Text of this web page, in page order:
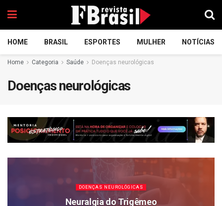
HOME BRASIL ESPORTES MULHER NOTÍCIAS
Home Categoria Saúde Doenças neurológicas
Doenças neurológicas
DOENÇAS NEUROLÓGICAS
Neuralgia do Trigêmeo